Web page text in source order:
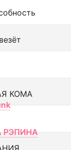
КОМА
РЭПИНА